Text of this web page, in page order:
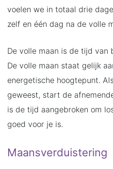
voelen we in totaal drie
zelf en één dag na de volle
De volle maan is de tijd van
De volle maan staat gelijk
energetische hoogtepunt.
geweest, start de
is de tijd aangebroken om
goed voor je is.
Maansverduistering